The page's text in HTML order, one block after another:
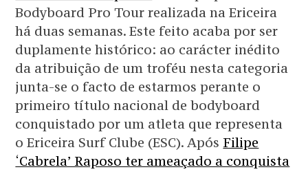
Bodyboard Pro Tour realizada na Ericeira
há duas semanas. Este feito acaba por ser
duplamente histórico: ao carácter inédito
da atribuição de um troféu nesta categoria
junta-se o facto de estarmos perante o
primeiro título nacional de bodyboard
conquistado por um atleta que representa
o Ericeira Surf Clube (ESC). Após Filipe
‘Cabrela’ Raposo ter ameaçado a conquista